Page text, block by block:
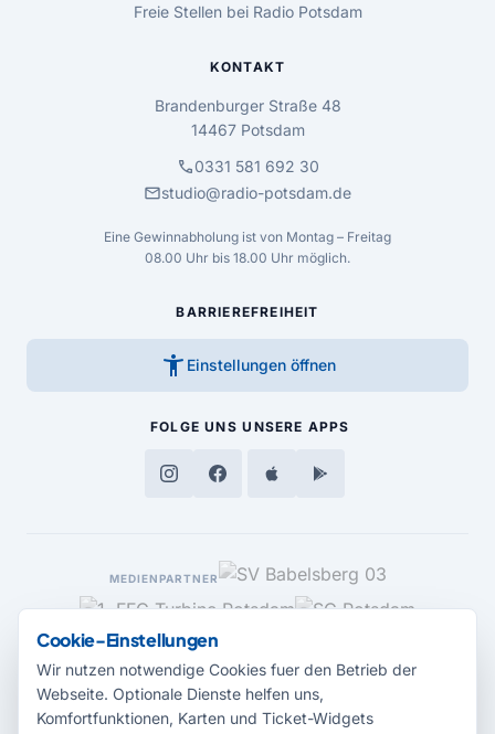
Freie Stellen bei Radio Potsdam
KONTAKT
Brandenburger Straße 48
14467 Potsdam
call0331 581 692 30
mailstudio@radio-potsdam.de
Eine Gewinnabholung ist von Montag – Freitag
08.00 Uhr bis 18.00 Uhr möglich.
BARRIEREFREIHEIT
accessibility_new Einstellungen öffnen
FOLGE UNS UNSERE APPS
MEDIENPARTNER
Cookie-Einstellungen
Wir nutzen notwendige Cookies fuer den Betrieb der
Webseite. Optionale Dienste helfen uns,
Komfortfunktionen, Karten und Ticket-Widgets